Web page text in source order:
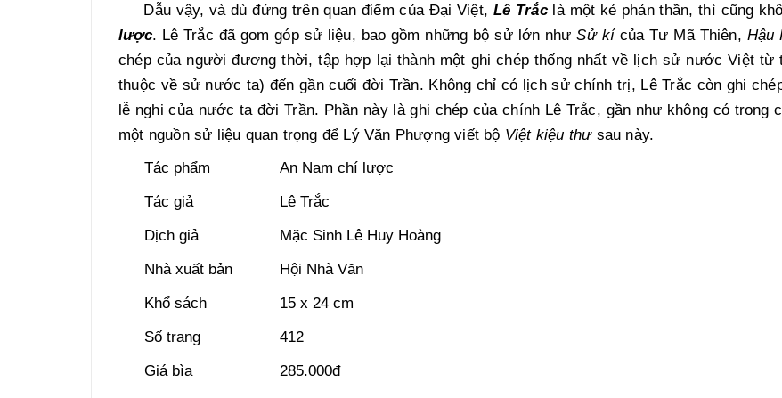
Dẫu vậy, và dù đứng trên quan điểm của Đại Việt, Lê Trắclà một kẻ phản thần, thì cũng
lược. Lê Trắc đã gom góp sử liệu, bao gồm những bộ sử lớn nhưSử kícủa Tư Mã Thiên, Hậu
chép của người đương thời, tập hợp lại thành một ghi chép thống nhất về lịch sử nước Việt
thuộc về sử nước ta) đến gần cuối đời Trần. Không chỉ có lịch sử chính trị, Lê Trắc còn ghi
lễ nghi của nước ta đời Trần. Phần này là ghi chép của chính Lê Trắc, gần như không có
một nguồn sử liệu quan trọng để Lý Văn Phượng viết bộ Việt kiệu thưsau này.
Tác phẩm
An Nam chí lược
Tác giả
Lê Trắc
Dịch giả
Mặc Sinh Lê Huy Hoàng
Nhà xuất bản
Hội Nhà Văn
Khổ sách
15 x 24 cm
Số trang
412
Giá bìa
285.000đ